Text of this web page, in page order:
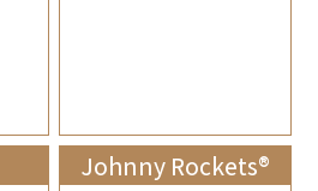
®Johnny Rockets